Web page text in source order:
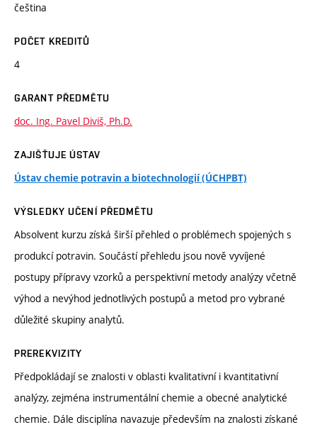
čeština
POČET KREDITŮ
4
GARANT PŘEDMĚTU
doc. Ing. Pavel Diviš, Ph.D.
ZAJIŠŤUJE ÚSTAV
Ústav chemie potravin a biotechnologií (ÚCHPBT)
VÝSLEDKY UČENÍ PŘEDMĚTU
Absolvent kurzu získá širší přehled o problémech spojených s
produkcí potravin. Součástí přehledu jsou nově vyvíjené
postupy přípravy vzorků a perspektivní metody analýzy včetně
výhod a nevýhod jednotlivých postupů a metod pro vybrané
důležité skupiny analytů.
PREREKVIZITY
Předpokládají se znalosti v oblasti kvalitativní i kvantitativní
analýzy, zejména instrumentální chemie a obecné analytické
chemie. Dále disciplína navazuje především na znalosti získané